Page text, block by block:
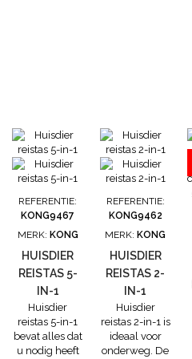
REFERENTIE:
KONG9467
MERK: KONG
HUISDIER
REISTAS 5-
IN-1
Huisdier
reistas 5-in-1
bevat alles dat
u nodig heeft
REFERENTIE:
KONG9462
MERK:KONG
HUISDIER
REISTAS 2-
IN-1
Huisdier
reistas 2-in-1 is
ideaal voor
onderweg. De